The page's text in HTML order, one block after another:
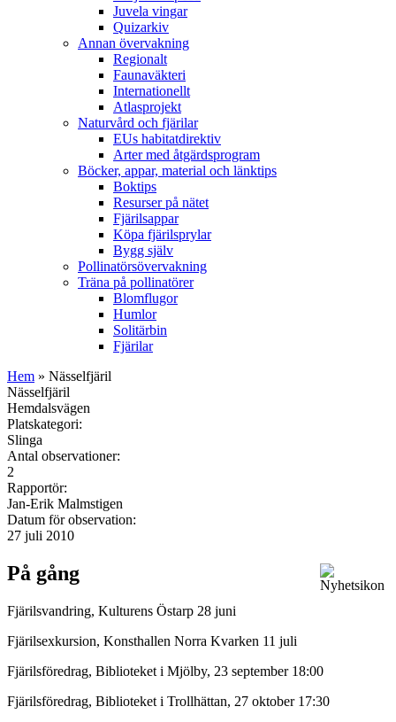
Juvela vingar
Quizarkiv
Annan övervakning
Regionalt
Faunaväkteri
Internationellt
Atlasprojekt
Naturvård och fjärilar
EUs habitatdirektiv
Arter med åtgärdsprogram
Böcker, appar, material och länktips
Boktips
Resurser på nätet
Fjärilsappar
Köpa fjärilsprylar
Bygg själv
Pollinatörsövervakning
Träna på pollinatörer
Blomflugor
Humlor
Solitärbin
Fjärilar
Hem » Nässelfjäril
Nässelfjäril
Hemdalsvägen
Platskategori:
Slinga
Antal observationer:
2
Rapportör:
Jan-Erik Malmstigen
Datum för observation:
27 juli 2010
På gång
Fjärilsvandring, Kulturens Östarp 28 juni
Fjärilsexkursion, Konsthallen Norra Kvarken 11 juli
Fjärilsföredrag, Biblioteket i Mjölby, 23 september 18:00
Fjärilsföredrag, Biblioteket i Trollhättan, 27 oktober 17:30